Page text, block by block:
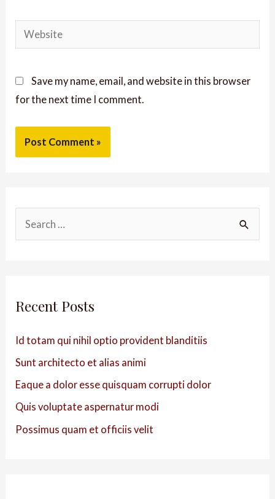
Save my name, email, and website in this browser
for the next time I comment.
Recent Posts
Id totam qui nihil optio provident blanditiis
Sunt architecto et alias animi
Eaque a dolor esse quisquam corrupti dolor
Quis voluptate aspernatur modi
Possimus quam et officiis velit